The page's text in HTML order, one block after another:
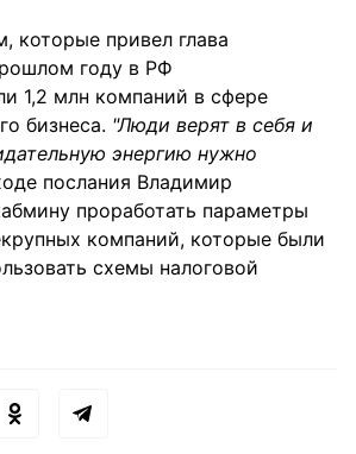
которые привел глава
году в РФ
1,2 млн компаний в сфере
бизнеса. "Люди верят в себя и
энергию нужно
послания Владимир
проработать параметры
компаний, которые были
схемы налоговой